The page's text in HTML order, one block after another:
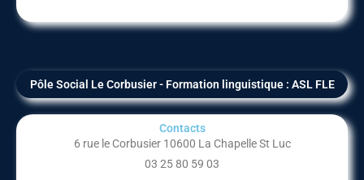
Pôle Social Le Corbusier - Formation linguistique : ASL FLE
Contacts
6 rue le Corbusier 10600 La Chapelle St Luc
03 25 80 59 03